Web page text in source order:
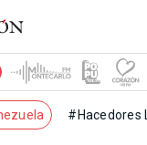
#Hacedores